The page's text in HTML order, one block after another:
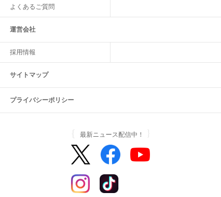
よくあるご質問
運営会社
採用情報
サイトマップ
プライバシーポリシー
最新ニュース配信中！